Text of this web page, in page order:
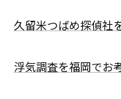
久留米つばめ探偵社
浮気調査を福岡でお